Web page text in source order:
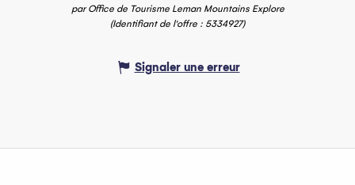
par Office de Tourisme Leman Mountains Explore
(Identifiant de l'offre : 5334927)
Signaler une erreur